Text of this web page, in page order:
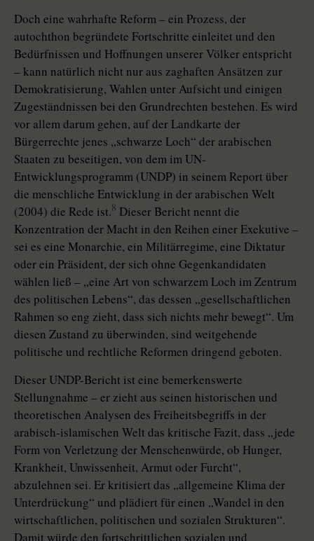
Doch eine wahrhafte Reform – ein Prozess, der
autochthon begründete Fortschritte einleitet und den
Bedürfnissen und Hoffnungen unserer Völker entspricht
– kann natürlich nicht nur aus zaghaften Ansätzen zur
Demokratisierung, Wahlen unter Aufsicht und einigen
Zugeständnissen bei den Grundrechten bestehen. Es wird
vor allem darum gehen, auf der Landkarte der
Bürgerrechte jenes „schwarze Loch“ der arabischen
Staaten zu beseitigen, von dem im UN-
Entwicklungsprogramm (UNDP) in seinem Report über
die menschliche Entwicklung in der arabischen Welt
(2004) die Rede ist.8 Dieser Bericht nennt die
Konzentration der Macht in den Reihen einer Exekutive –
sei es eine Monarchie, ein Militärregime, eine Diktatur
oder ein Präsident, der sich ohne Gegenkandidaten
wählen ließ – „eine Art von schwarzem Loch im Zentrum
des politischen Lebens“, das dessen „gesellschaftlichen
Rahmen so eng zieht, dass sich nichts mehr bewegt“. Um
diesen Zustand zu überwinden, sind weitgehende
politische und rechtliche Reformen dringend geboten.
Dieser UNDP-Bericht ist eine bemerkenswerte
Stellungnahme – er zieht aus seinen historischen und
theoretischen Analysen des Freiheitsbegriffs in der
arabisch-islamischen Welt das kritische Fazit, dass „jede
Form von Verletzung der Menschenwürde, ob Hunger,
Krankheit, Unwissenheit, Armut oder Furcht“,
abzulehnen sei. Er kritisiert das „allgemeine Klima der
Unterdrückung“ und plädiert für einen „Wandel in den
wirtschaftlichen, politischen und sozialen Strukturen“.
Damit würde den fortschrittlichen sozialen und